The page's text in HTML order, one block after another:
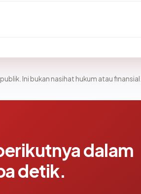
Ini bukan nasihat hukum atau finansial.
dalam
detik.